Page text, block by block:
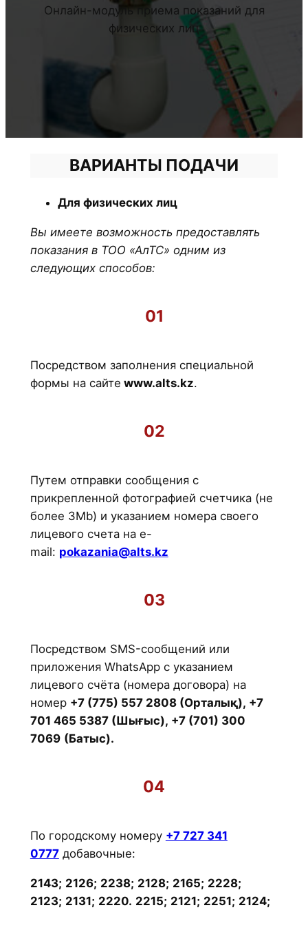
Онлайн-модуль приема показаний для
физических лиц
ВАРИАНТЫ ПОДАЧИ
Для физических лиц
Вы имеете возможность предоставлять
показания в ТОО «АлТС» одним из
следующих способов:
01
Посредством заполнения специальной
формы на сайте www.alts.kz.
02
Путем отправки сообщения с
прикрепленной фотографией счетчика (не
более 3Mb) и указанием номера своего
лицевого счета на e-
mail: pokazania@alts.kz
03
Посредством SMS-сообщений или
приложения WhatsApp с указанием
лицевого счёта (номера договора) на
номер +7 (775) 557 2808 (Орталық), +7
701 465 5387 (Шығыс), +7 (701) 300
7069 (Батыс).
04
По городскому номеру +7 727 341
0777добавочные:
2143; 2126; 2238; 2128; 2165; 2228;
2123; 2131; 2220. 2215; 2121; 2251; 2124;